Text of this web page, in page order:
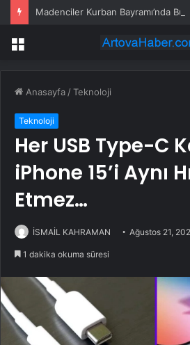
Madenciler Kurban Bayramı’nda
Menü
Anasayfa /Teknoloji
Teknoloji
Her USB Type-C
iPhone 15’i Aynı
Etmez…
İSMAİL KAHRAMAN Ağustos 21,
1 dakika okuma süresi